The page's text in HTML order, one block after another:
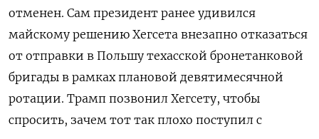
отменен. Сам президент ранее удивился
майскому решению Хегсета внезапно отказаться
от отправки в Польшу техасской бронетанковой
бригады в рамках плановой девятимесячной
ротации. Трамп позвонил Хегсету, чтобы
спросить, зачем тот так плохо поступил с